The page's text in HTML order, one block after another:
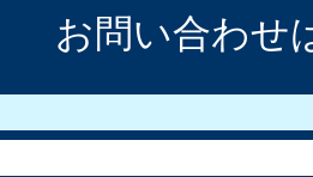
お問い合わせ